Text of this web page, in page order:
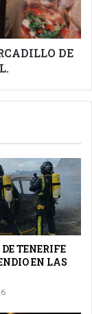
DE
TENERIFE
EN LAS